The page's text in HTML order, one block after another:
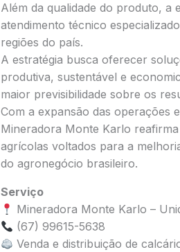
Além da qualidade do produto, a
atendimento técnico
regiões do país.
A estratégia busca oferecer
produtiva, sustentável e
maior previsibilidade sobre os
Com a expansão das operações
Mineradora Monte Karlo
agrícolas voltados para a
do agronegócio brasileiro.
Serviço
Mineradora Monte Karlo –
(67) 99615-5638
Venda e distribuição de